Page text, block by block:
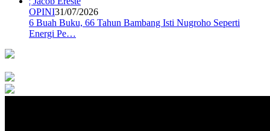
OPINI31/07/2026
6 Buah Buku, 66 Tahun Bambang Isti Nugroho Seperti
Energi Pe…